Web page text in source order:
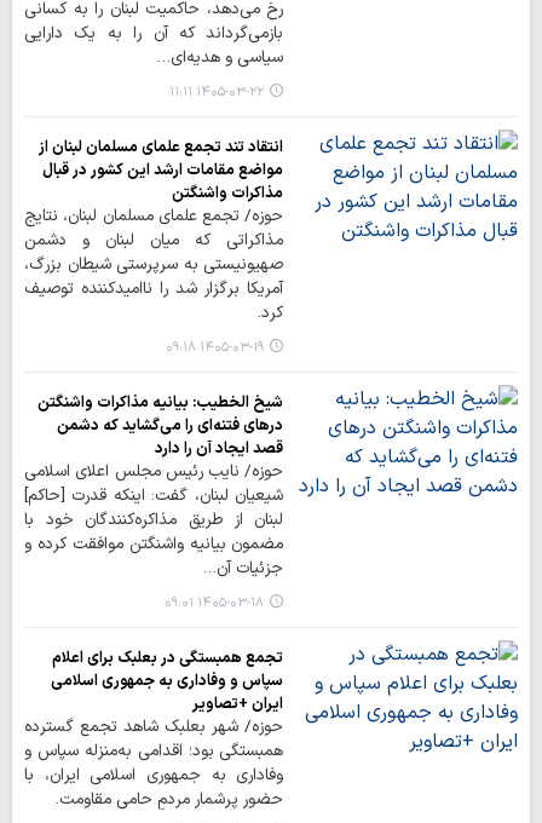
رخ می‌دهد، حاکمیت لبنان را به کسانی
بازمی‌گرداند که آن را به یک دارایی
سیاسی و هدیه‌ای…
۱۴۰۵-۰۳-۲۲ ۱۱:۱۱
انتقاد تند تجمع علمای مسلمان لبنان از
مواضع مقامات ارشد این کشور در قبال
مذاکرات واشنگتن
حوزه/ تجمع علمای مسلمان لبنان، نتایج
مذاکراتی که میان لبنان و دشمن
صهیونیستی به سرپرستی شیطان بزرگ،
آمریکا برگزار شد را ناامیدکننده توصیف
کرد.
۱۴۰۵-۰۳-۱۹ ۰۹:۱۸
شیخ الخطیب: بیانیه مذاکرات واشنگتن
درهای فتنه‌ای را می‌گشاید که دشمن
قصد ایجاد آن را دارد
حوزه/ نایب رئیس مجلس اعلای اسلامی
شیعیان لبنان، گفت: اینکه قدرت [حاکم]
لبنان از طریق مذاکره‌کنندگان خود با
مضمون بیانیه واشنگتن موافقت کرده و
جزئیات آن…
۱۴۰۵-۰۳-۱۸ ۰۹:۰۱
تجمع همبستگی در بعلبک برای اعلام
سپاس و وفاداری به جمهوری اسلامی
ایران +تصاویر
حوزه/ شهر بعلبک شاهد تجمع گسترده
همبستگی بود؛ اقدامی به‌منزله سپاس و
وفاداری به جمهوری اسلامی ایران، با
حضور پرشمار مردمِ حامی مقاومت.